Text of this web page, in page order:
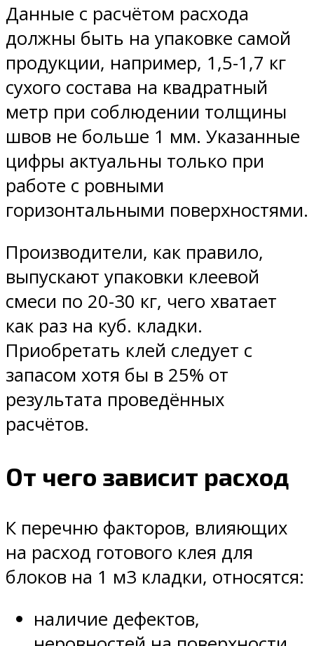
Данные с расчётом расхода
должны быть на упаковке самой
продукции, например, 1,5-1,7 кг
сухого состава на квадратный
метр при соблюдении толщины
швов не больше 1 мм. Указанные
цифры актуальны только при
работе с ровными
горизонтальными поверхностями.
Производители, как правило,
выпускают упаковки клеевой
смеси по 20-30 кг, чего хватает
как раз на куб. кладки.
Приобретать клей следует с
запасом хотя бы в 25% от
результата проведённых
расчётов.
От чего зависит расход
К перечню факторов, влияющих
на расход готового клея для
блоков на 1 м3 кладки, относятся:
наличие дефектов,